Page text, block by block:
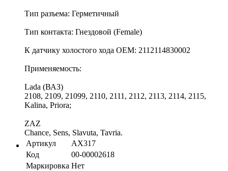
Тип разъема: Герметичный
Тип контакта: Гнездовой (Female)
К датчику холостого хода OEM: 2112114830002
Применяемость:
Lada (ВАЗ)
2108, 2109, 21099, 2110, 2111, 2112, 2113, 2114, 2115,
Kalina, Priora;
ZAZ
Chance, Sens, Slavuta, Tavria.
Артикул
AX317
Код
00-00002618
Маркировка Нет